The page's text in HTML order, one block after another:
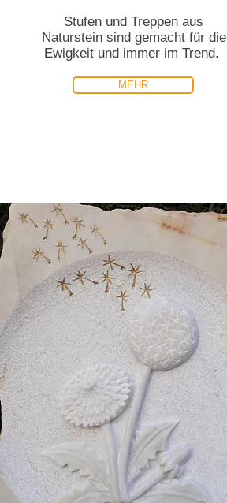
Stufen und Treppen aus
Naturstein sind gemacht für die
Ewigkeit und immer im Trend.
MEHR